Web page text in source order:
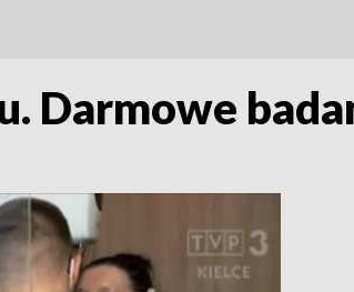
Darmowe